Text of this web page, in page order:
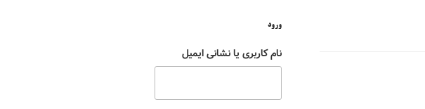
ورود
نام کاربری یا نشانی ایمیل